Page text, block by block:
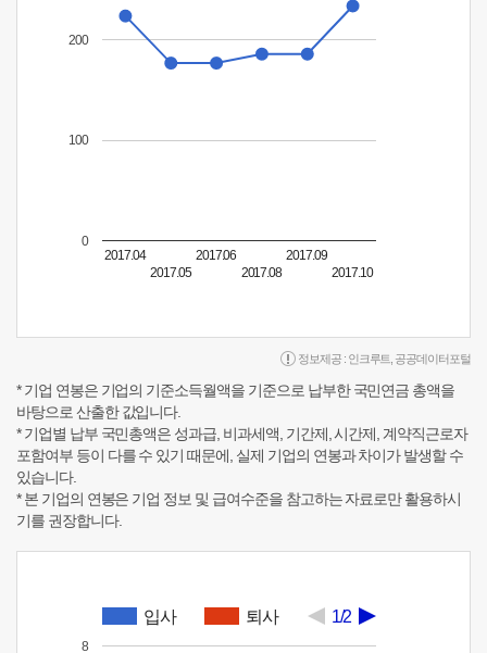
2017.04
2017.05
2017.06
2017.08
2017.09
2017.10
0
100
200
정보제공 : 인크루트 공공데이터포털
* 기업 연봉은 기업의 기준소득월액을 기준으로 납부한 국민연금 총액을
바탕으로 산출한 값입니다.
* 기업별 납부 국민총액은 성과급, 비과세액, 기간제, 시간제, 계약직근로자
포함여부 등이 다를 수 있기 때문에, 실제 기업의 연봉과 차이가 발생할 수
있습니다.
* 본 기업의 연봉은 기업 정보 및 급여수준을 참고하는 자료로만 활용하시
기를 권장합니다.
입사 퇴사 1/2
8